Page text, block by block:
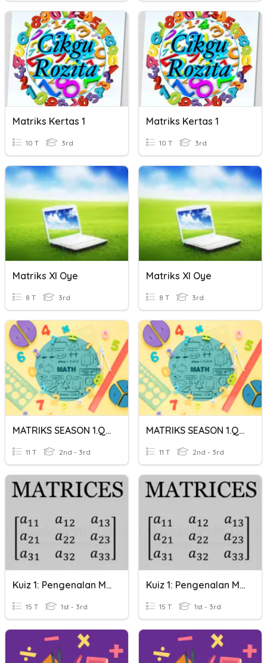
Matriks Kertas 1
10 T 3rd
Matriks Kertas 1
10 T 3rd
Matriks XI Oye
8 T 3rd
Matriks XI Oye
8 T 3rd
MATRIKS SEASON 1.QUIZ
11 T 2nd - 3rd
MATRIKS SEASON 1.QUIZ
11 T 2nd - 3rd
Kuiz 1: Pengenalan Matriks
15 T 1st - 3rd
Kuiz 1: Pengenalan Matriks
15 T 1st - 3rd